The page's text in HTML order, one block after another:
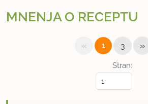
MNENJA O RECEPTU
Stran:
« 1 3 »